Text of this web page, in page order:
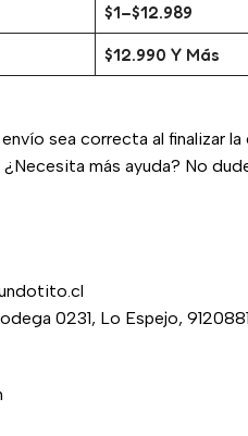
$1–$12.989
$12.990 Y Más
sea correcta al finalizar
más ayuda? No
0231, Lo Espejo,